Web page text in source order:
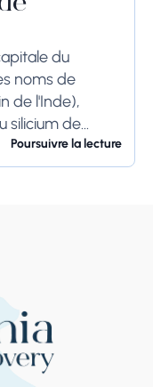
du
noms de
de l'Inde),
silicium de
Poursuivre la lecture